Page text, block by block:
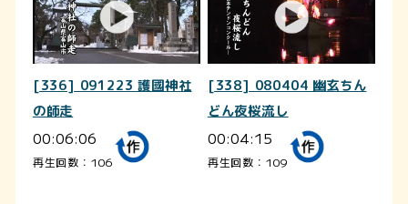
[336] 091223 護國神社
の師走
00:06:06
再生回数：106
[338] 080404 幽玄ちん
どん夜桜流し
00:04:15
再生回数：109